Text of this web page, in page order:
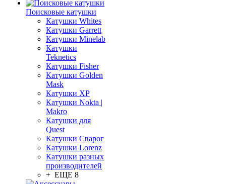
Поисковые катушки
Катушки Whites
Катушки Garrett
Катушки Minelab
Катушки
Teknetics
Катушки Fisher
Катушки Golden
Mask
Катушки XP
Катушки Nokta |
Makro
Катушки для
Quest
Катушки Сварог
Катушки Lorenz
Катушки разных
производителей
+ ЕЩЕ 8